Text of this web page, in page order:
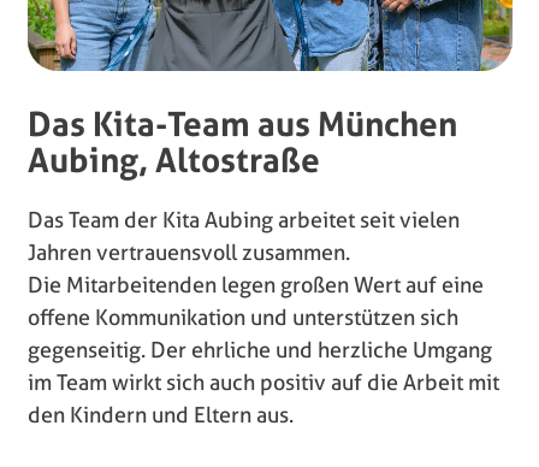
Das Kita-Team aus München
Aubing, Altostraße
Das Team der Kita Aubing arbeitet seit vielen
Jahren vertrauensvoll zusammen.
Die Mitarbeitenden legen großen Wert auf eine
offene Kommunikation und unterstützen sich
gegenseitig. Der ehrliche und herzliche Umgang
im Team wirkt sich auch positiv auf die Arbeit mit
den Kindern und Eltern aus.